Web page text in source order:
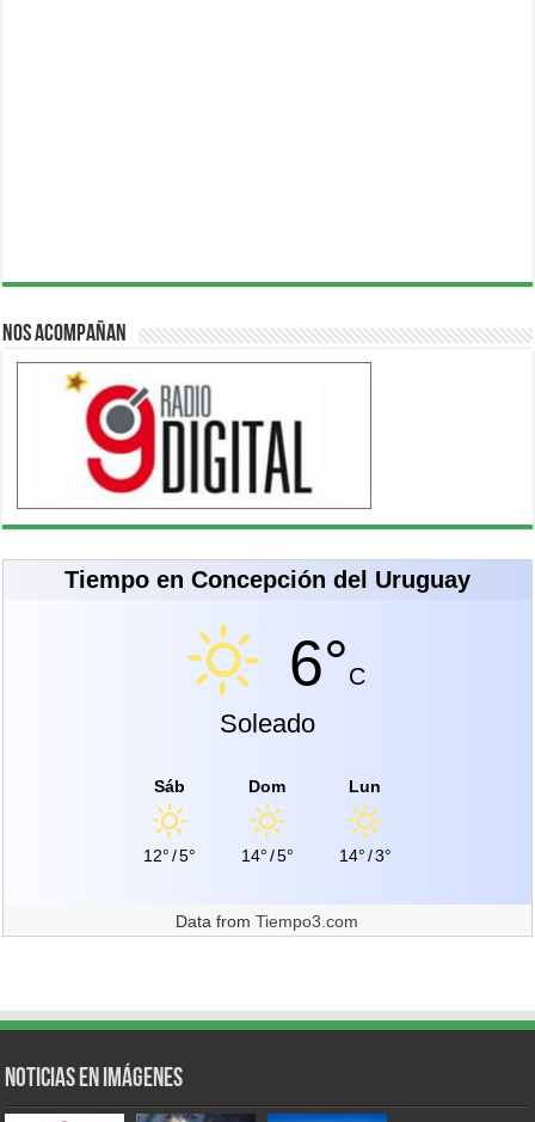
Nos acompañan
Tiempo en Concepción del Uruguay
6°C
Soleado
Sáb
12°/5°
Dom
14°/5°
Lun
14°/3°
Data fromTiempo3.com
Noticias en Imágenes